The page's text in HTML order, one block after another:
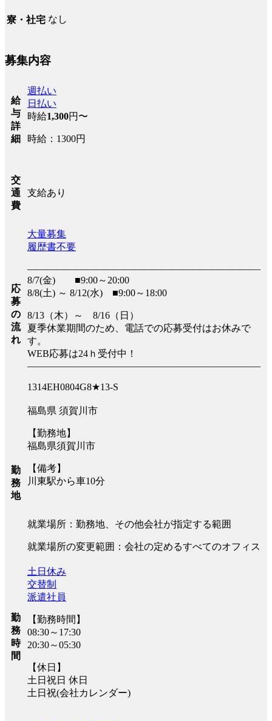
寮・社宅 なし
募集内容
給
与
詳
細
週払い
日払い
時給1,300円〜
時給：1300円
交
通
費
支給あり
応
募
の
流
れ
大量募集
履歴書不要
――――――――――――――――――――――――
8/7(金) ■9:00～20:00
8/8(土) ～ 8/12(水) ■9:00～18:00
8/13（木）～ 8/16（日）
夏季休業期間のため、電話での応募受付はお休みで
す。
WEB応募は24ｈ受付中！
――――――――――――――――――――――――
1314EH0804G8★13-S
勤
務
地
福島県 須賀川市
【勤務地】
福島県須賀川市
【備考】
川東駅から車10分
就業場所：勤務地、その他会社が指定する範囲
就業場所の変更範囲：会社の定めるすべてのオフィス
勤
務
時
間
土日休み
交替制
派遣社員
【勤務時間】
08:30～17:30
20:30～05:30
【休日】
土日祝日 休日
土日祝(会社カレンダー)